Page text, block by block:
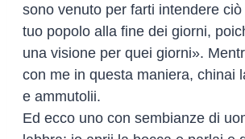
sono venuto per farti intendere
tuo popolo alla fine dei giorni,
una visione per quei giorni».
con me in questa maniera, chinai
e ammutolii.
Ed ecco uno con sembianze di